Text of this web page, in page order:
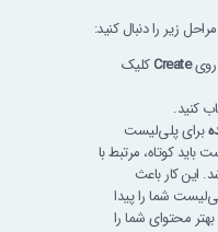
زیر را دنبال کنید:
رویCreateکلیک
کنید.
برای پلی‌لیست
باید کوتاه، مرتبط با
این کار باعث
شما را پیدا
بهتر محتوای شما را